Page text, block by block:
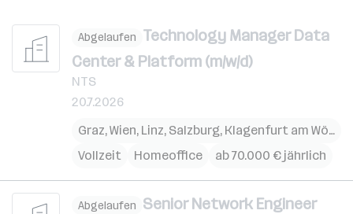
Abgelaufen Technology Manager Data
Center & Platform (m/w/d)
NTS
20.7.2026
Graz,Wien, Linz, Salzburg, Klagenfurt am Wörthersee
Vollzeit
Homeoffice ab 70.000 € jährlich
Abgelaufen Senior Network Engineer